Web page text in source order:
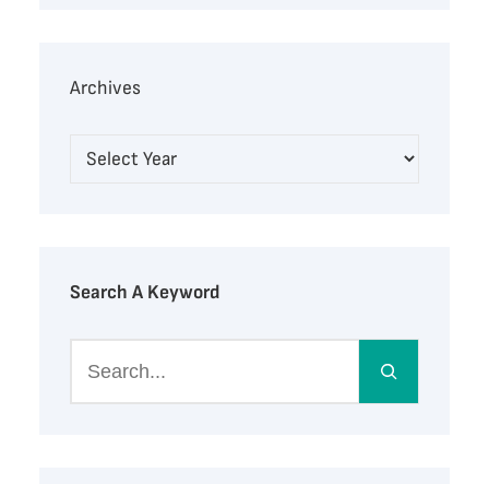
Archives
Search A Keyword